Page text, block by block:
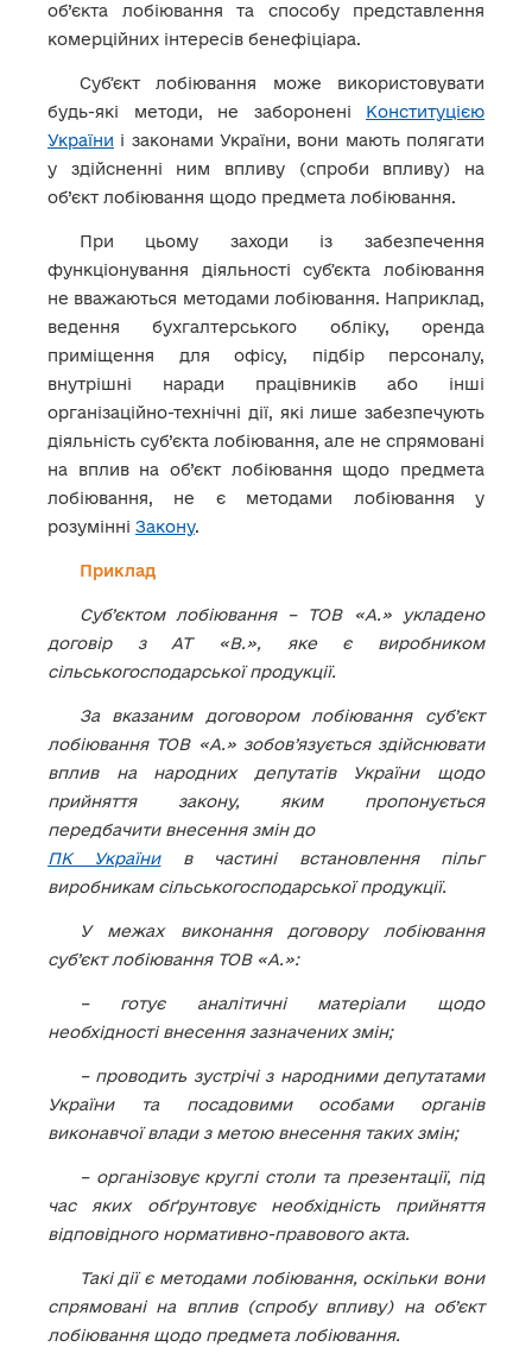
об’єкта лобіювання та способу представлення
комерційних інтересів бенефіціара.
Субʼєкт лобіювання може використовувати
будь-які методи, не заборонені Конституцією
України і законами України, вони мають полягати
у здійсненні ним впливу (спроби впливу) на
об’єкт лобіювання щодо предмета лобіювання.
При цьому заходи із забезпечення
функціонування діяльності субʼєкта лобіювання
не вважаються методами лобіювання. Наприклад,
ведення бухгалтерського обліку, оренда
приміщення для офісу, підбір персоналу,
внутрішні наради працівників або інші
організаційно-технічні дії, які лише забезпечують
діяльність суб’єкта лобіювання, але не спрямовані
на вплив на об’єкт лобіювання щодо предмета
лобіювання, не є методами лобіювання у
розумінні Закону.
Приклад
Суб’єктом лобіювання – ТОВ «А.» укладено
договір з АТ «В.», яке є виробником
сільськогосподарської продукції.
За вказаним договором лобіювання суб’єкт
лобіювання ТОВ «А.» зобов’язується здійснювати
вплив на народних депутатів України щодо
прийняття закону, яким пропонується
передбачити внесення змін до
ПК Українив частині встановлення пільг
виробникам сільськогосподарської продукції.
У межах виконання договору лобіювання
суб’єкт лобіювання ТОВ «А.»:
– готує аналітичні матеріали щодо
необхідності внесення зазначених змін;
– проводить зустрічі з народними депутатами
України та посадовими особами органів
виконавчої влади з метою внесення таких змін;
– організовує круглі столи та презентації, під
час яких обґрунтовує необхідність прийняття
відповідного нормативно-правового акта.
Такі дії є методами лобіювання, оскільки вони
спрямовані на вплив (спробу впливу) на об’єкт
лобіювання щодо предмета лобіювання.